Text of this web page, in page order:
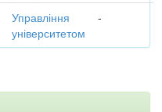
Управління
університетом
-